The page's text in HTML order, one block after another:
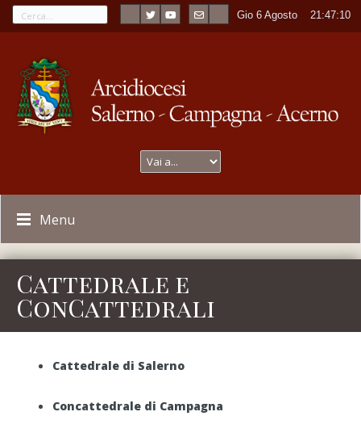
Gio 6 Agosto ----21:47:10
Menu
Cattedrale e
ConCattedrali
Cattedrale di Salerno
Concattedrale di Campagna